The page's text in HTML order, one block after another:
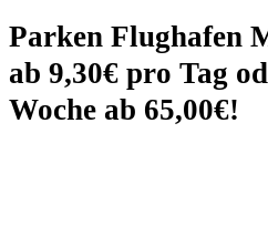
Parken Flughafen
ab 9,30€ pro Tag
Woche ab 65,00€!